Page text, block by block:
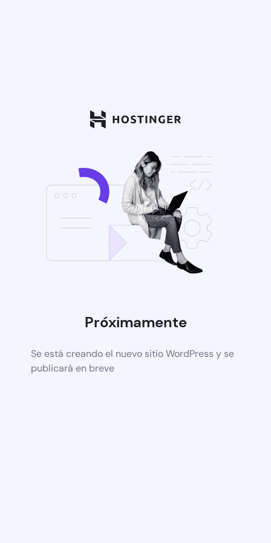
Próximamente
Se está creando el nuevo sitio WordPress y se
publicará en breve